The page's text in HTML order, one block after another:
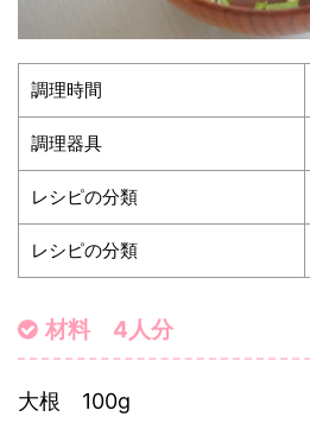
調理時間
調理器具
レシピの分類
レシピの分類
材料 4人分
大根 100g